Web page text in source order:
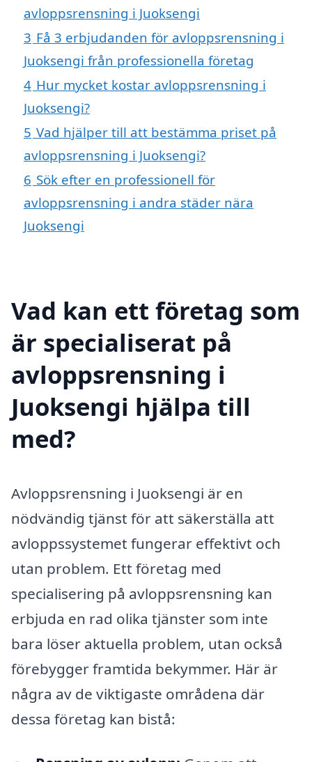
avloppsrensning i Juoksengi
3 Få 3 erbjudanden för avloppsrensning i
Juoksengi från professionella företag
4 Hur mycket kostar avloppsrensning i
Juoksengi?
5 Vad hjälper till att bestämma priset på
avloppsrensning i Juoksengi?
6 Sök efter en professionell för
avloppsrensning i andra städer nära
Juoksengi
Vad kan ett företag som
är specialiserat på
avloppsrensning i
Juoksengi hjälpa till
med?
Avloppsrensning i Juoksengi är en
nödvändig tjänst för att säkerställa att
avloppssystemet fungerar effektivt och
utan problem. Ett företag med
specialisering på avloppsrensning kan
erbjuda en rad olika tjänster som inte
bara löser aktuella problem, utan också
förebygger framtida bekymmer. Här är
några av de viktigaste områdena där
dessa företag kan bistå: